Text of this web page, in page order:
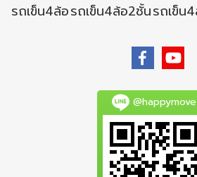
รถเข็น4ล้อรถเข็น4ล้อ2ชั้นรถเข็น
@happymove